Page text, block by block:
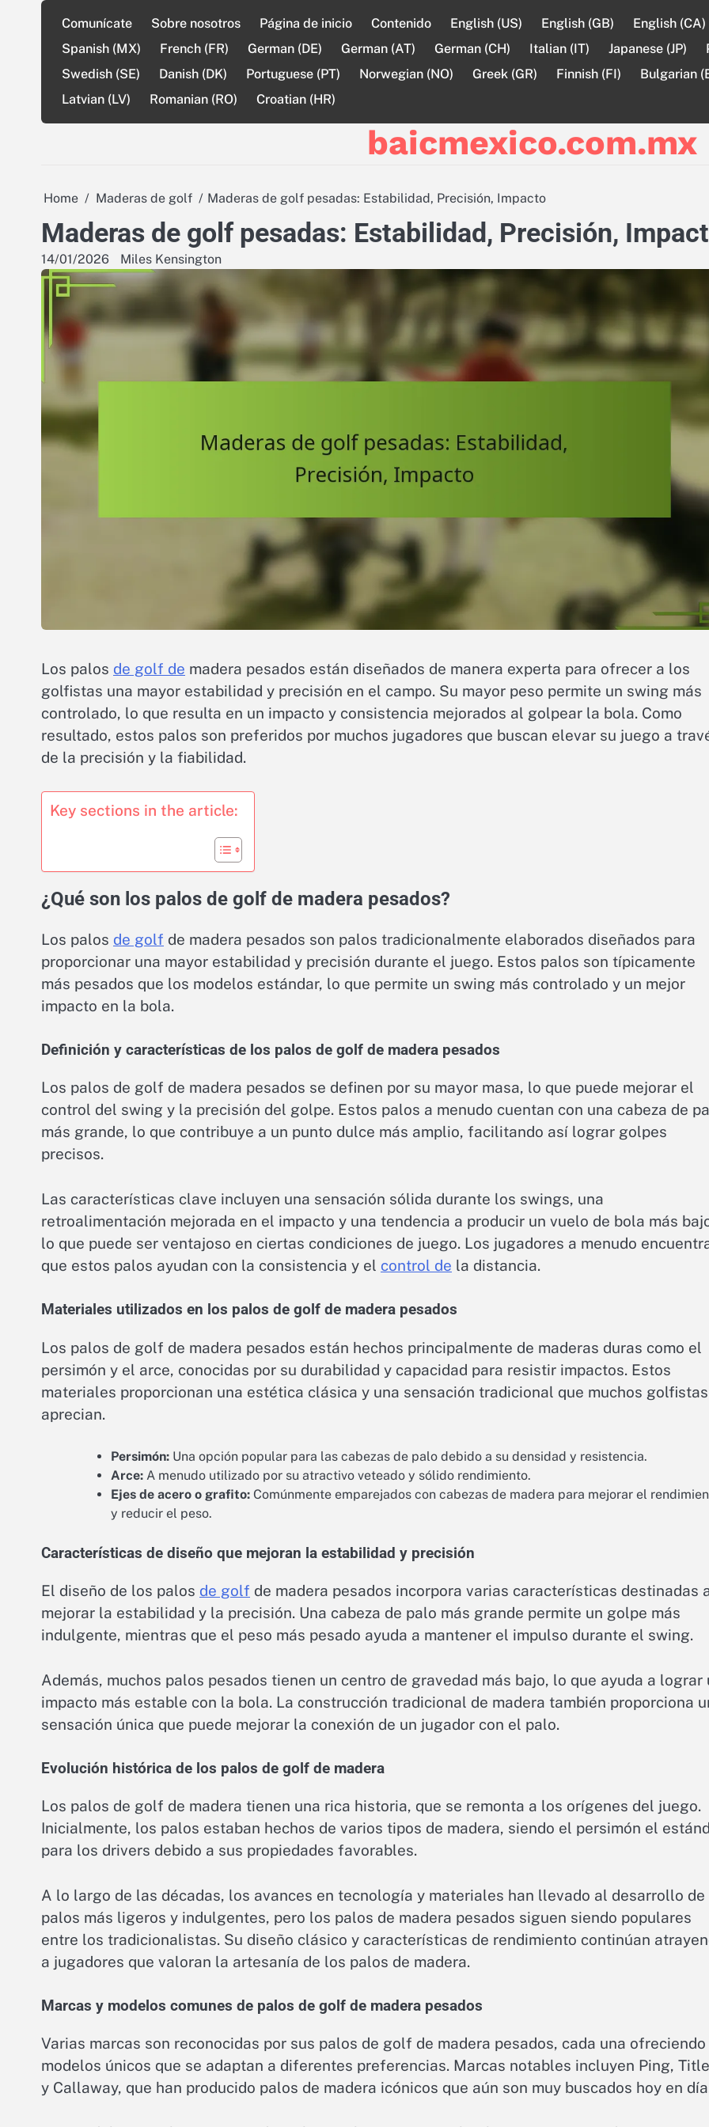
Comunícate Sobre nosotros Página de inicio Contenido English (US) English (GB) English (CA)
Spanish (MX)
French (FR) German (DE) German (AT) German (CH) Italian (IT) Japanese (JP)
Swedish (SE)
Danish (DK) Portuguese (PT) Norwegian (NO) Greek (GR) Finnish (FI) Bulgarian
Latvian (LV)
Romanian (RO) Croatian (HR)
baicmexico.com.mx
Home Maderas de golf Maderas de golf pesadas: Estabilidad, Precisión, Impacto
Maderas de golf pesadas: Estabilidad, Precisión,
14/01/2026 Miles Kensington
Los palos de golf de madera pesados están diseñados de manera experta para ofrecer a los
golfistas una mayor estabilidad y precisión en el campo. Su mayor peso permite un swing más
controlado, lo que resulta en un impacto y consistencia mejorados al golpear la bola. Como
resultado, estos palos son preferidos por muchos jugadores que buscan elevar su juego a
de la precisión y la fiabilidad.
Key sections in the article:
¿Qué son los palos de golf de madera pesados?
Los palos de golf de madera pesados son palos tradicionalmente elaborados diseñados para
proporcionar una mayor estabilidad y precisión durante el juego. Estos palos son típicamente
más pesados que los modelos estándar, lo que permite un swing más controlado y un mejor
impacto en la bola.
Definición y características de los palos de golf de madera pesados
Los palos de golf de madera pesados se definen por su mayor masa, lo que puede mejorar el
control del swing y la precisión del golpe. Estos palos a menudo cuentan con una cabeza de
más grande, lo que contribuye a un punto dulce más amplio, facilitando así lograr golpes
precisos.
Las características clave incluyen una sensación sólida durante los swings, una
retroalimentación mejorada en el impacto y una tendencia a producir un vuelo de bola más
lo que puede ser ventajoso en ciertas condiciones de juego. Los jugadores a menudo
que estos palos ayudan con la consistencia y el control de la distancia.
Materiales utilizados en los palos de golf de madera pesados
Los palos de golf de madera pesados están hechos principalmente de maderas duras como el
persimón y el arce, conocidas por su durabilidad y capacidad para resistir impactos. Estos
materiales proporcionan una estética clásica y una sensación tradicional que muchos golfistas
aprecian.
Persimón: Una opción popular para las cabezas de palo debido a su densidad y resistencia.
Arce: A menudo utilizado por su atractivo veteado y sólido rendimiento.
Ejes de acero o grafito: Comúnmente emparejados con cabezas de madera para mejorar el
y reducir el peso.
Características de diseño que mejoran la estabilidad y precisión
El diseño de los palos de golf de madera pesados incorpora varias características destinadas
mejorar la estabilidad y la precisión. Una cabeza de palo más grande permite un golpe más
indulgente, mientras que el peso más pesado ayuda a mantener el impulso durante el swing.
Además, muchos palos pesados tienen un centro de gravedad más bajo, lo que ayuda a lograr
impacto más estable con la bola. La construcción tradicional de madera también proporciona
sensación única que puede mejorar la conexión de un jugador con el palo.
Evolución histórica de los palos de golf de madera
Los palos de golf de madera tienen una rica historia, que se remonta a los orígenes del juego.
Inicialmente, los palos estaban hechos de varios tipos de madera, siendo el persimón el
para los drivers debido a sus propiedades favorables.
A lo largo de las décadas, los avances en tecnología y materiales han llevado al desarrollo de
palos más ligeros y indulgentes, pero los palos de madera pesados siguen siendo populares
entre los tradicionalistas. Su diseño clásico y características de rendimiento continúan
a jugadores que valoran la artesanía de los palos de madera.
Marcas y modelos comunes de palos de golf de madera pesados
Varias marcas son reconocidas por sus palos de golf de madera pesados, cada una ofreciendo
modelos únicos que se adaptan a diferentes preferencias. Marcas notables incluyen Ping,
y Callaway, que han producido palos de madera icónicos que aún son muy buscados hoy en